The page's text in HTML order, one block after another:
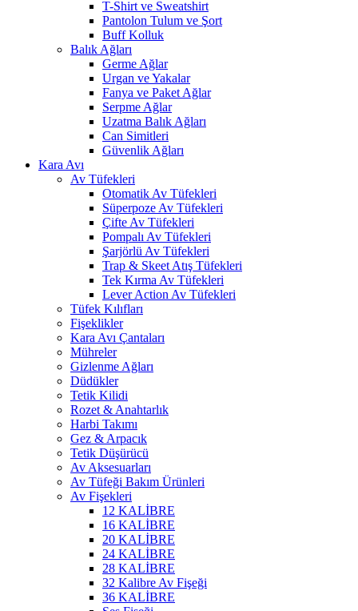
T-Shirt ve Sweatshirt
Pantolon Tulum ve Şort
Buff Kolluk
Balık Ağları
Germe Ağlar
Urgan ve Yakalar
Fanya ve Paket Ağlar
Serpme Ağlar
Uzatma Balık Ağları
Can Simitleri
Güvenlik Ağları
Kara Avı
Av Tüfekleri
Otomatik Av Tüfekleri
Süperpoze Av Tüfekleri
Çifte Av Tüfekleri
Pompalı Av Tüfekleri
Şarjörlü Av Tüfekleri
Trap & Skeet Atış Tüfekleri
Tek Kırma Av Tüfekleri
Lever Action Av Tüfekleri
Tüfek Kılıfları
Fişeklikler
Kara Avı Çantaları
Mühreler
Gizlenme Ağları
Düdükler
Tetik Kilidi
Rozet & Anahtarlık
Harbi Takımı
Gez & Arpacık
Tetik Düşürücü
Av Aksesuarları
Av Tüfeği Bakım Ürünleri
Av Fişekleri
12 KALİBRE
16 KALİBRE
20 KALİBRE
24 KALİBRE
28 KALİBRE
32 Kalibre Av Fişeği
36 KALİBRE